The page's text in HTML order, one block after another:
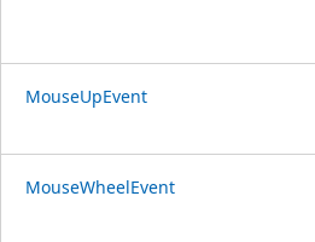
MouseUpEvent
MouseWheelEvent